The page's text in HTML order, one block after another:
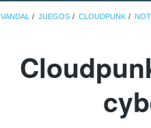
VANDAL JUEGOS CLOUDPUNK